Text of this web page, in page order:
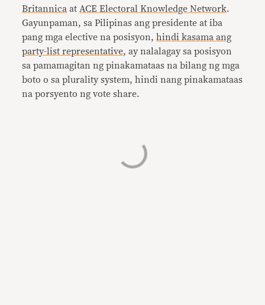
Britannica at ACE Electoral Knowledge Network.
Gayunpaman, sa Pilipinas ang presidente at iba
pang mga elective na posisyon,hindi kasama ang
party-list representative, ay nalalagay sa posisyon
sa pamamagitan ng pinakamataas na bilang ng mga
boto o sa plurality system, hindi nang pinakamataas
na porsyento ng vote share.